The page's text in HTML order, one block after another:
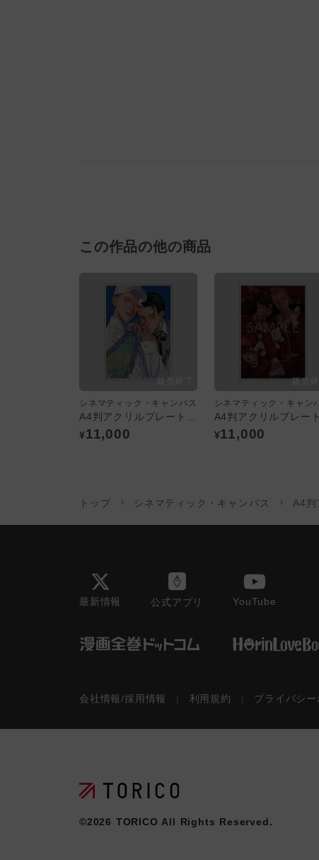
この作品の他の商品
シネマティック・キャンバス
¥11,000
シネマティック・キャン
¥11,000
トップ シネマティック・キャンバス A4判
最新情報 公式アプリ YouTube
会社情報/採用情報 利用規約 プライバシー
©2026 TORICO All Rights Reserved.